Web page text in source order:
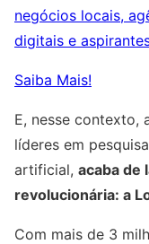
negócios locais,
digitais e
Saiba Mais!
E, nesse contexto,
líderes em
artificial, acaba de
revolucionária: a
Com mais de 3